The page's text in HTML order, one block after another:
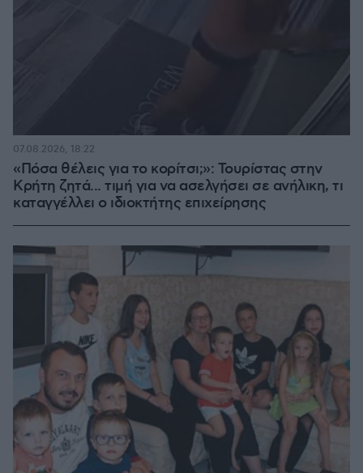
«Πόσα θέλεις για το κορίτσι;»: Τουρίστας στην
Κρήτη ζητά... τιμή για να ασελγήσει σε ανήλικη, τι
καταγγέλλει ο ιδιοκτήτης επιχείρησης
07.08.2026, 18:22